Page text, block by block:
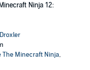
Ninja 12:
The Minecraft Ninja,